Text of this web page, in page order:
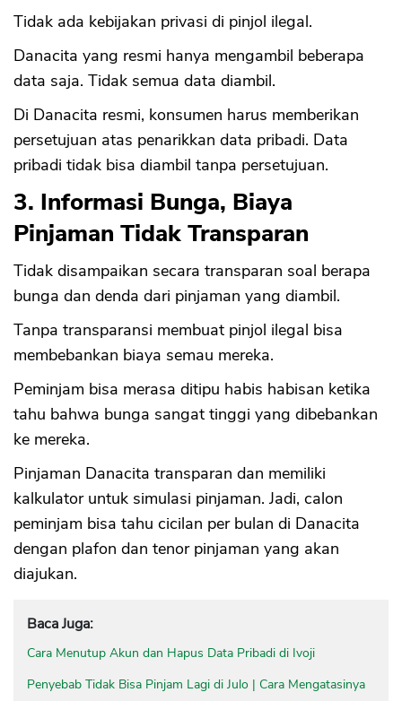
Tidak ada kebijakan privasi di pinjol ilegal.
Danacita yang resmi hanya mengambil beberapa
data saja. Tidak semua data diambil.
Di Danacita resmi, konsumen harus memberikan
persetujuan atas penarikkan data pribadi. Data
pribadi tidak bisa diambil tanpa persetujuan.
3. Informasi Bunga, Biaya
Pinjaman Tidak Transparan
Tidak disampaikan secara transparan soal berapa
bunga dan denda dari pinjaman yang diambil.
Tanpa transparansi membuat pinjol ilegal bisa
membebankan biaya semau mereka.
Peminjam bisa merasa ditipu habis habisan ketika
tahu bahwa bunga sangat tinggi yang dibebankan
ke mereka.
Pinjaman Danacita transparan dan memiliki
kalkulator untuk simulasi pinjaman. Jadi, calon
peminjam bisa tahu cicilan per bulan di Danacita
dengan plafon dan tenor pinjaman yang akan
diajukan.
Baca Juga:
Cara Menutup Akun dan Hapus Data Pribadi di Ivoji
Penyebab Tidak Bisa Pinjam Lagi di Julo | Cara Mengatasinya